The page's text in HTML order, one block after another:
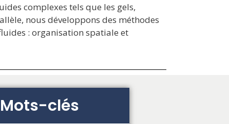
complexes tels que les gels,
nous développons des méthodes
: organisation spatiale et
Mots-clés